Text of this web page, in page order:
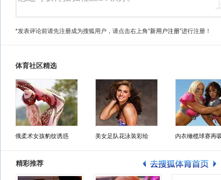
*发表评论前请先注册成为搜狐用户，请点击右上角“新用户注册”进行注册！
体育社区精选
俄柔术女孩豹纹诱惑 美女足队花泳装彩绘 内衣橄榄球赛再
精彩推荐